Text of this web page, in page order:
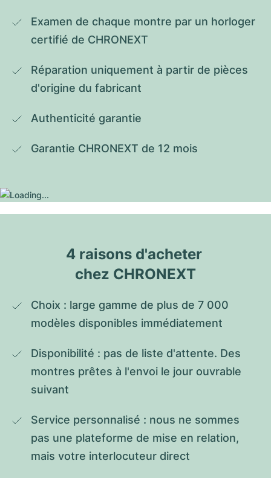
Examen de chaque montre par un horloger
certifié de CHRONEXT
Réparation uniquement à partir de pièces
d'origine du fabricant
Authenticité garantie
Garantie CHRONEXT de 12 mois
4 raisons d'acheter
chez CHRONEXT
Choix : large gamme de plus de 7 000
modèles disponibles immédiatement
Disponibilité : pas de liste d'attente. Des
montres prêtes à l'envoi le jour ouvrable
suivant
Service personnalisé : nous ne sommes
pas une plateforme de mise en relation,
mais votre interlocuteur direct